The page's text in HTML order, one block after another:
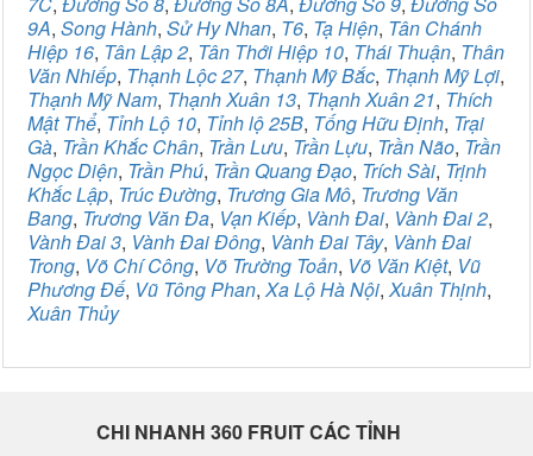
9A, Song Hành, Sử Hy Nhan, T6, Tạ Hiện, Tân Chánh
Hiệp 16, Tân Lập 2, Tân Thới Hiệp 10, Thái Thuận, Thân
Văn Nhiếp, Thạnh Lộc 27, Thạnh Mỹ Bắc, Thạnh Mỹ Lợi,
Thạnh Mỹ Nam, Thạnh Xuân 13, Thạnh Xuân 21, Thích
Mật Thể, Tỉnh Lộ 10, Tỉnh lộ 25B, Tống Hữu Định, Trại
Gà, Trần Khắc Chân, Trần Lưu, Trần Lựu, Trần Não, Trần
Ngọc Diện, Trần Phú, Trần Quang Đạo, Trích Sài, Trịnh
Khắc Lập, Trúc Đường, Trương Gia Mô, Trương Văn
Bang, Trương Văn Đa, Vạn Kiếp, Vành Đai, Vành Đai 2,
Vành Đai 3, Vành Đai Đông, Vành Đai Tây, Vành Đai
Trong, Võ Chí Công, Võ Trường Toản, Võ Văn Kiệt, Vũ
Phương Đế, Vũ Tông Phan,Xa Lộ Hà Nội,Xuân Thịnh,
Xuân Thủy
CHI NHANH 360 FRUIT CÁC TỈNH